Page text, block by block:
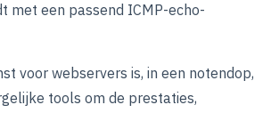
met een passend ICMP-echo-
voor webservers is, in een notendop,
tools om de prestaties,